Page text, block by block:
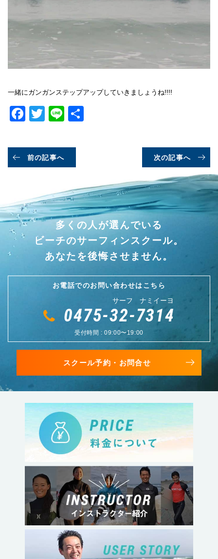
一緒にガンガンステップアップしていきましょうね!!!!
Facebook
Twitter
Line
前の記事へ 次の記事へ
多くの人が選んでいる
ビーチのサーフィンスクール。
あなたを後悔させません。
お電話でのお問い合わせはこちら
サーフ ナミイーヨ
0475-32-7314
受付時間 : 09:00〜19:00
スクール予約・お問合せ